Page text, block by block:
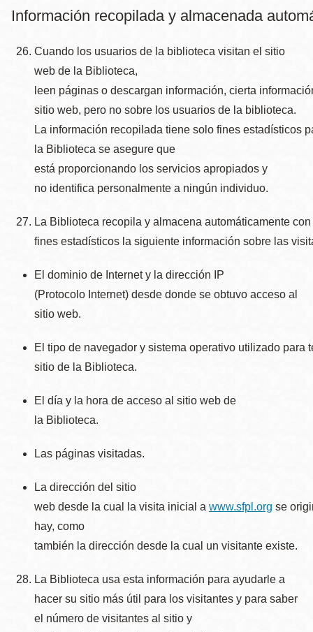
Información recopilada y almacenada
Cuando los usuarios de la biblioteca visitan el sitio
web de la Biblioteca,
leen páginas o descargan información, cierta
sitio web, pero no sobre los usuarios de la biblioteca.
La información recopilada tiene solo fines estadísticos
la Biblioteca se asegure que
está proporcionando los servicios apropiados y
no identifica personalmente a ningún individuo.
La Biblioteca recopila y almacena automáticamente con
fines estadísticos la siguiente información sobre las
El dominio de Internet y la dirección IP
(Protocolo Internet) desde donde se obtuvo acceso al
sitio web.
El tipo de navegador y sistema operativo utilizado para
sitio de la Biblioteca.
El día y la hora de acceso al sitio web de
la Biblioteca.
Las páginas visitadas.
La dirección del sitio
web desde la cual la visita inicial a www.sfpl.org se
hay, como
también la dirección desde la cual un visitante existe.
La Biblioteca usa esta información para ayudarle a
hacer su sitio más útil para los visitantes y para saber
el número de visitantes al sitio y